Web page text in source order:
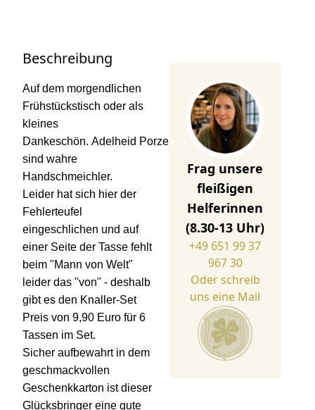
Beschreibung
Auf dem morgendlichen
Frühstückstisch oder als
kleines
Dankeschön. Adelheid Porzellantassen
sind wahre
Handschmeichler.
Leider hat sich hier der
Fehlerteufel
eingeschlichen und auf
einer Seite der Tasse fehlt
beim "Mann von Welt"
leider das "von" - deshalb
gibt es den Knaller-Set
Preis von 9,90 Euro für 6
Tassen im Set.
Sicher aufbewahrt in dem
geschmackvollen
Geschenkkarton ist dieser
Glücksbringer eine gute
Frag unsere
fleißigen
Helferinnen
(8.30-13 Uhr)
+49 651 99 37
967 30
Oder schreib
uns eine Mail